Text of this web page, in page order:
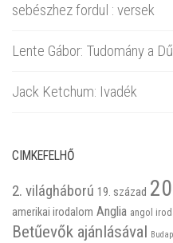
sebészhez fordul : versek
Lente Gábor: Tudomány a
Jack Ketchum: Ivadék
CIMKEFELHŐ
2. világháború 19. század
amerikai irodalom Anglia angol
Betűevők ajánlásával